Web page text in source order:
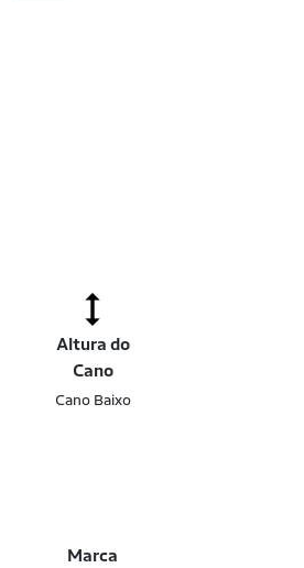
Altura do
Cano
Cano Baixo
Marca